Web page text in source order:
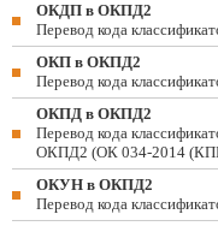
ОКДП в ОКПД2
Перевод кода
ОКП в ОКПД2
Перевод кода
ОКПД в ОКПД2
Перевод кода
ОКПД2 (ОК 034-2014
ОКУН в ОКПД2
Перевод кода